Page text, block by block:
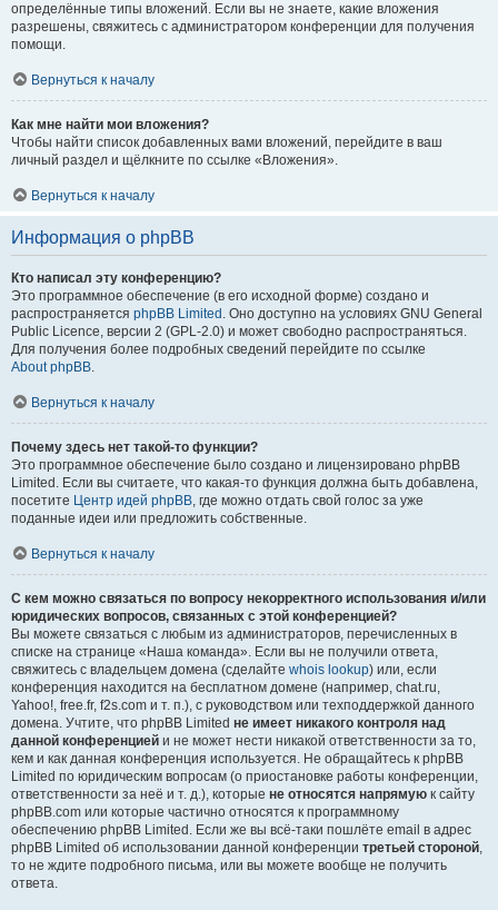
определённые типы вложений. Если вы не знаете, какие вложения
разрешены, свяжитесь с администратором конференции для получения
помощи.
Вернуться к началу
Как мне найти мои вложения?
Чтобы найти список добавленных вами вложений, перейдите в ваш
личный раздел и щёлкните по ссылке «Вложения».
Вернуться к началу
Информация о phpBB
Кто написал эту конференцию?
Это программное обеспечение (в его исходной форме) создано и
распространяется phpBB Limited . Оно доступно на условиях GNU General
Public Licence, версии 2 (GPL-2.0) и может свободно распространяться.
Для получения более подробных сведений перейдите по ссылке
About phpBB.
Вернуться к началу
Почему здесь нет такой-то функции?
Это программное обеспечение было создано и лицензировано phpBB
Limited. Если вы считаете, что какая-то функция должна быть добавлена,
посетите Центр идей phpBB, где можно отдать свой голос за уже
поданные идеи или предложить собственные.
Вернуться к началу
С кем можно связаться по вопросу некорректного использования и/или
юридических вопросов, связанных с этой конференцией?
Вы можете связаться с любым из администраторов, перечисленных в
списке на странице «Наша команда». Если вы не получили ответа,
свяжитесь с владельцем домена (сделайте whois lookup) или, если
конференция находится на бесплатном домене (например, chat.ru,
Yahoo!, free.fr, f2s.com и т. п.), с руководством или техподдержкой данного
домена. Учтите, что phpBB Limited не имеет никакого контроля над
данной конференцией и не может нести никакой ответственности за то,
кем и как данная конференция используется. Не обращайтесь к phpBB
Limited по юридическим вопросам (о приостановке работы конференции,
ответственности за неё и т. д.), которые не относятся напрямую к сайту
phpBB.com или которые частично относятся к программному
обеспечению phpBB Limited. Если же вы всё-таки пошлёте email в адрес
phpBB Limited об использовании данной конференции третьей стороной,
то не ждите подробного письма, или вы можете вообще не получить
ответа.